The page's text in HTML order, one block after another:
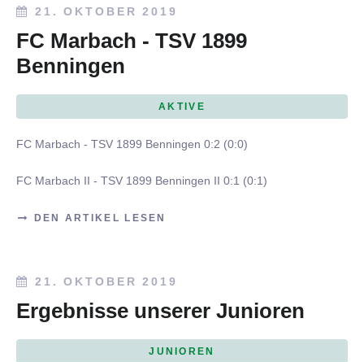
21. OKTOBER 2019
FC Marbach - TSV 1899
Benningen
AKTIVE
FC Marbach - TSV 1899 Benningen 0:2 (0:0)
FC Marbach II - TSV 1899 Benningen II 0:1 (0:1)
DEN ARTIKEL LESEN
21. OKTOBER 2019
Ergebnisse unserer Junioren
JUNIOREN